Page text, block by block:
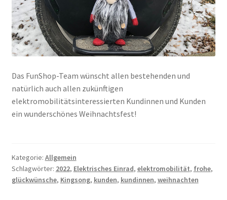
Das FunShop-Team wünscht allen bestehenden und
natürlich auch allen zukünftigen
elektromobilitätsinteressierten Kundinnen und Kunden
ein wunderschönes Weihnachtsfest!
Kategorie: Allgemein
Schlagwörter: 2022, Elektrisches Einrad, elektromobilität, frohe,
glückwünsche, Kingsong, kunden, kundinnen, weihnachten